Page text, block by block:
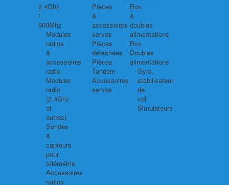
2.4Ghz
/
900Mhz
Modules
radios
&
accessoires
radio
Modules
radio
(2.4Ghz
et
autres)
Sondes
&
capteurs
pour
télémétrie
Accessoires
radios
Pièces
&
accessoires
servos
Pièces
détachées
Pièces
Tandem
Accessoires
servos
Box
&
doubles
alimentations
Box
Doubles
alimentations
Gyro,
stabilisateur
de
vol
Simulateurs